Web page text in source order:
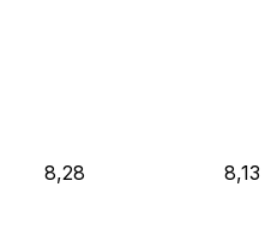
8,28 8,13